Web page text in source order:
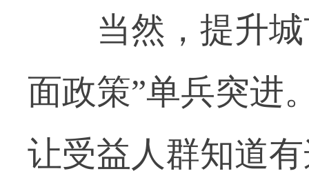
当然，提升城
面政策”单兵突进
让受益人群知道